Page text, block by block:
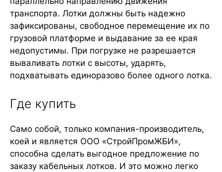
транспорта. Лотки должны быть надежно
зафиксированы, свободное перемещение их по
грузовой платформе и выдавание за ее края
недопустимы. При погрузке не разрешается
вываливать лотки с высоты, ударять,
подхватывать единоразово более одного лотка.
Где купить
Само собой, только компания-производитель,
коей и является ООО «СтройПромЖБИ»,
способна сделать выгодное предложение по
заказу кабельных лотков. И это можно легко